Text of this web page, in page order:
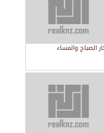
الصباح والمساء